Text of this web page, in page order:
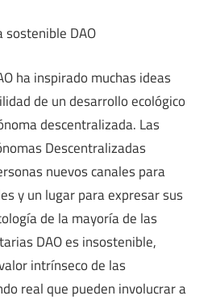
sostenible DAO
ha inspirado muchas ideas
de un desarrollo ecológico
descentralizada. Las
Descentralizadas
nuevos canales para
y un lugar para expresar sus
de la mayoría de las
DAO es insostenible,
intrínseco de las
real que pueden involucrar a